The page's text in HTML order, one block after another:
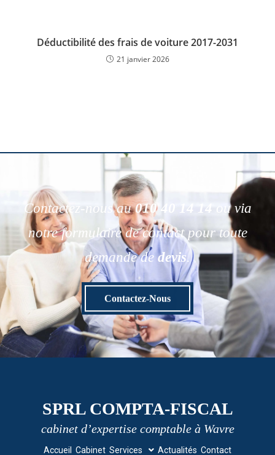
Déductibilité des frais de voiture 2017-2031
21 janvier 2026
Contactez-nous au010 40 14 14
ou via
notre formulaire de contact pour toute
demande de devis.
Contactez-Nous
SPRL COMPTA-FISCAL
cabinet d’expertise comptable à Wavre
Accueil Cabinet Services Actualités Contact